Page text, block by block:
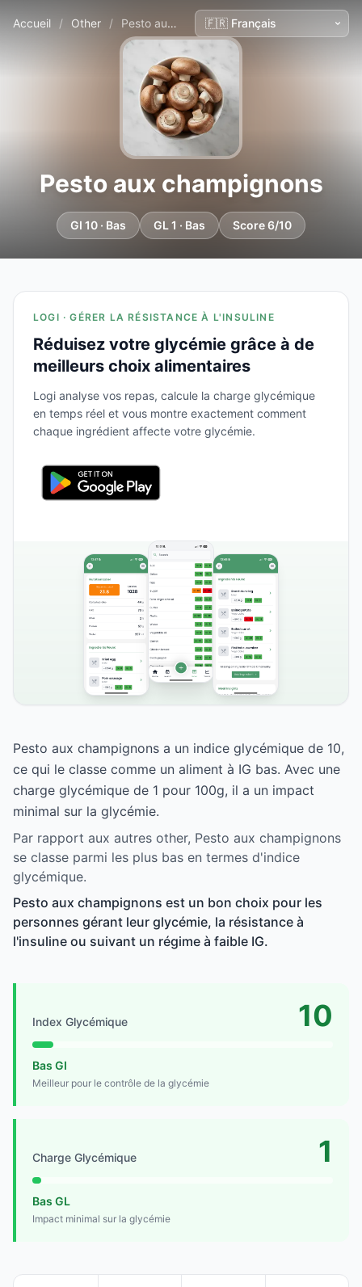
Accueil / Other / Pesto aux champignons
Pesto aux champignons
GI 10 · Bas GL 1 · Bas Score 6/10
LOGI · GÉRER LA RÉSISTANCE À L'INSULINE
Réduisez votre glycémie grâce à de
meilleurs choix alimentaires
Logi analyse vos repas, calcule la charge glycémique
en temps réel et vous montre exactement comment
chaque ingrédient affecte votre glycémie.
Pesto aux champignons a un indice glycémique de 10,
ce qui le classe comme un aliment à IG bas. Avec une
charge glycémique de 1 pour 100g, il a un impact
minimal sur la glycémie.
Par rapport aux autres other, Pesto aux champignons
se classe parmi les plus bas en termes d'indice
glycémique.
Pesto aux champignons est un bon choix pour les
personnes gérant leur glycémie, la résistance à
l'insuline ou suivant un régime à faible IG.
Index Glycémique 10
Bas GI
Meilleur pour le contrôle de la glycémie
Charge Glycémique 1
Bas GL
Impact minimal sur la glycémie